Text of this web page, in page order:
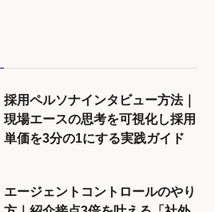
採用ペルソナインタビュー方法｜
現場エースの思考を可視化し採用
単価を3分の1にする実践ガイド
エージェントコントロールのやり